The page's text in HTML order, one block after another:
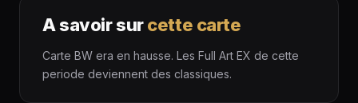
A savoir surcette carte
Carte BW era en hausse. Les Full Art EX de cette
periode deviennent des classiques.